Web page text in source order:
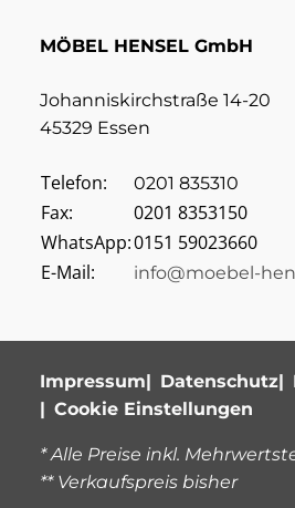
MÖBEL HENSEL GmbH
Johanniskirchstraße 14-20
45329 Essen
Telefon: 0201 835310
Fax:
0201 8353150
WhatsApp:0151 59023660
E-Mail:
info@moebel-
Impressum Datenschutz
Cookie Einstellungen
* Alle Preise inkl.
** Verkaufspreis bisher